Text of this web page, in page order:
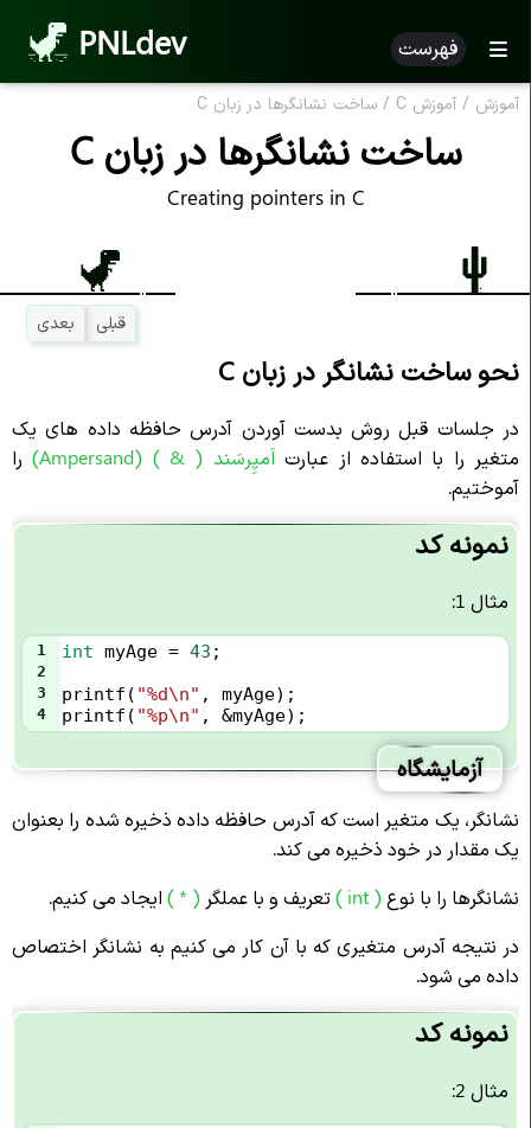
PNLdev فهرست
آموزش / آموزش C / ساخت نشانگرها در زبان C
ساخت نشانگرها در زبان C
Creating pointers in C
قبلی بعدی
نحو ساخت نشانگر در زبان C
در جلسات قبل روش بدست آوردن آدرس حافظه داده های یک
متغیر را با استفاده از عبارتاَمپِرسَند ( & ) (
Ampersand
)را
آموختیم.
نمونه کد
مثال 1:
1 int myAge = 43 ;
2
3
printf ( "%d\n" , myAge);
4 printf ( "%p\n" , &myAge);
آزمایشگاه
نشانگر، یک متغیر است که آدرس حافظه داده ذخیره شده را بعنوان
یک مقدار در خود ذخیره می کند.
نشانگرها را با نوع ( int ) تعریف و با عملگر ( * ) ایجاد می کنیم.
در نتیجه آدرس متغیری که با آن کار می کنیم به نشانگر اختصاص
داده می شود.
نمونه کد
مثال 2: